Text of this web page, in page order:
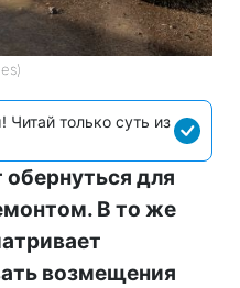
только суть из
для
В то же
возмещения